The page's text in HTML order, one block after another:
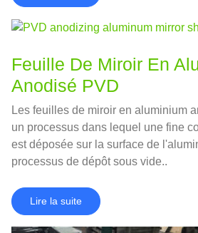
Feuille De Miroir En
Anodisé PVD
Les feuilles de miroir en aluminium
un processus dans lequel une fine
est déposée sur la surface de
processus de dépôt sous vide..
Lire la suite